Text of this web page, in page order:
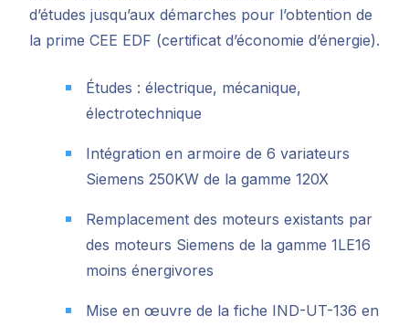
d’études jusqu’aux démarches pour l’obtention de
la prime CEE EDF (certificat d’économie d’énergie).
Études : électrique, mécanique,
électrotechnique
Intégration en armoire de 6 variateurs
Siemens 250KW de la gamme 120X
Remplacement des moteurs existants par
des moteurs Siemens de la gamme 1LE16
moins énergivores
Mise en œuvre de la fiche IND-UT-136 en